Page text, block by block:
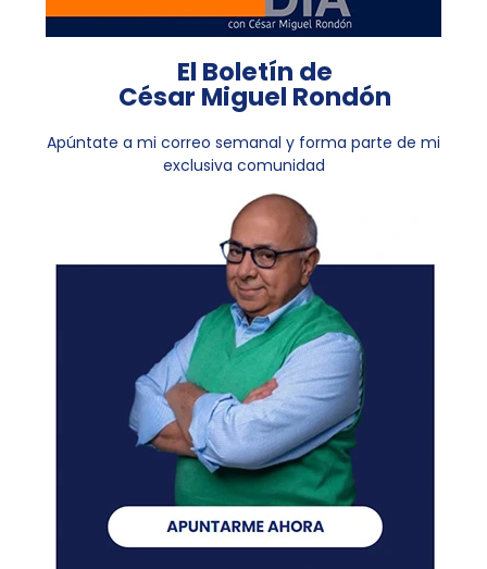
El Boletín de
César Miguel Rondón
Apúntate a mi correo semanal y forma parte de mi
exclusiva comunidad